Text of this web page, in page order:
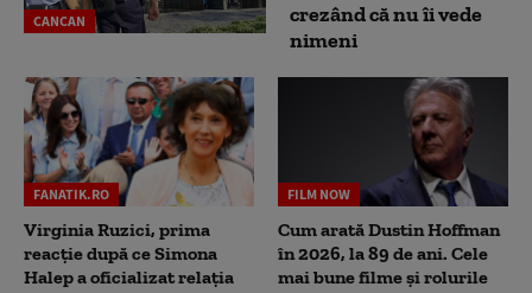
CANCAN
crezând că nu îi vede
nimeni
FANATIK.RO
Virginia Ruzici, prima
reacție după ce Simona
Halep a oficializat relația
FILM NOW
Cum arată Dustin Hoffman
în 2026, la 89 de ani. Cele
mai bune filme și rolurile